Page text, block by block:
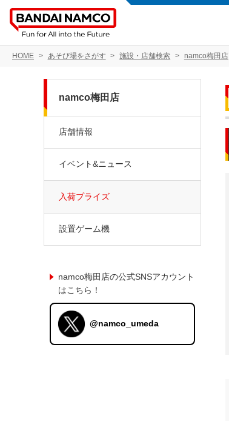
HOME あそび場をさがす 施設・店舗検索 namco梅田店
namco梅田店
店舗情報
イベント&ニュース
入荷プライズ
設置ゲーム機
namco梅田店の公式SNSアカウント
はこちら！
@namco_umeda